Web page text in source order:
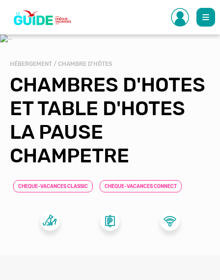
contenu
principal
HÉBERGEMENT / CHAMBRE D'HÔTES
CHAMBRES D'HOTES
ET TABLE D'HOTES
LA PAUSE
CHAMPETRE
CHEQUE-VACANCES CLASSIC CHEQUE-VACANCES CONNECT